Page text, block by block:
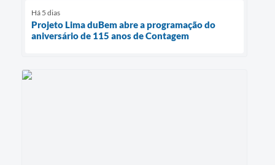
Há 5 dias
Projeto Lima duBem abre a programação do
aniversário de 115 anos de Contagem